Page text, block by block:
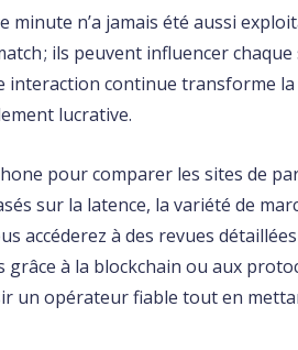
n’a jamais été aussi
; ils peuvent influencer chaque
continue transforme
lucrative.
pour comparer les sites de
sur la latence, la variété de
accéderez à des revues
à la blockchain ou aux
un opérateur fiable tout en